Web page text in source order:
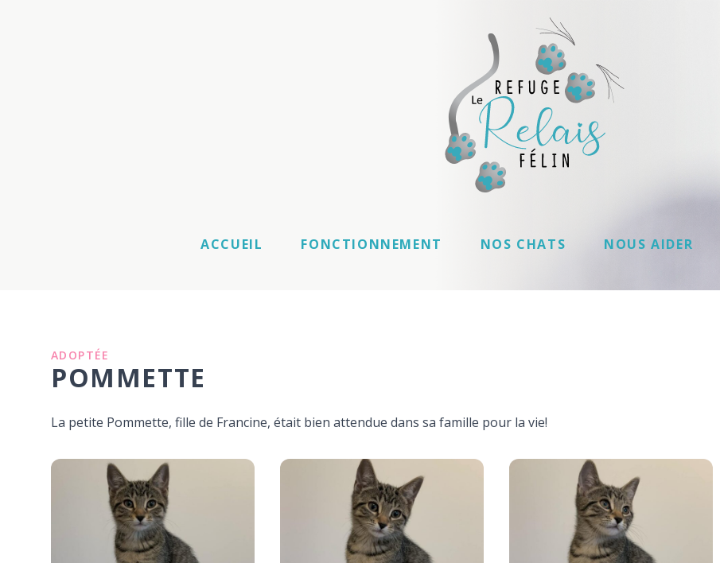
ACCUEIL FONCTIONNEMENT NOS CHATS NOUS AIDER
ADOPTÉE
POMMETTE
La petite Pommette, fille de Francine, était bien attendue dans sa famille pour la vie!